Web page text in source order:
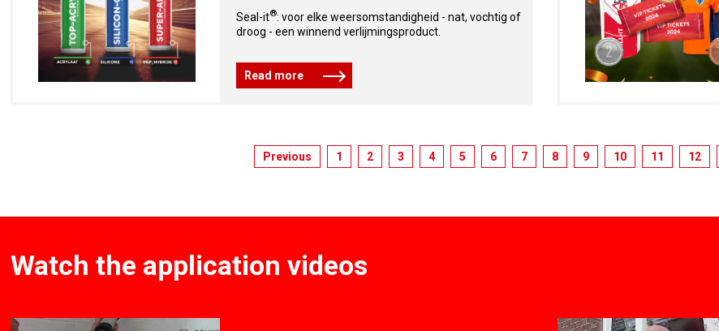
Seal-it®: voor elke weersomstandigheid - nat, vochtig of
droog - een winnend verlijmingsproduct.
Read more
Previous 1 2 3 4 5 6 7 8 9 10 11 12
Watch the application videos